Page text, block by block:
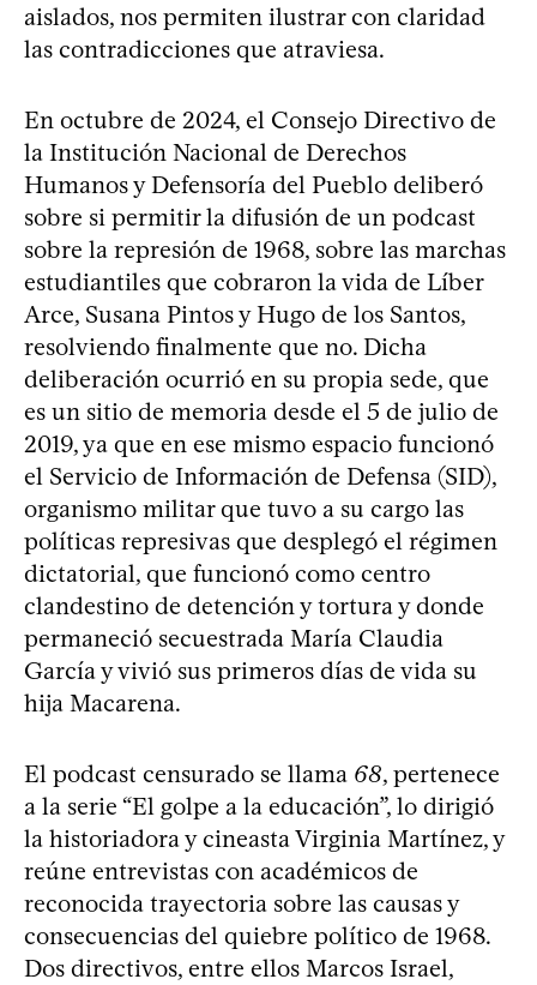
aislados, nos permiten ilustrar con claridad
las contradicciones que atraviesa.
En octubre de 2024, el Consejo Directivo de
la Institución Nacional de Derechos
Humanos y Defensoría del Pueblo deliberó
sobre si permitir la difusión de un podcast
sobre la represión de 1968, sobre las marchas
estudiantiles que cobraron la vida de Líber
Arce, Susana Pintos y Hugo de los Santos,
resolviendo finalmente que no. Dicha
deliberación ocurrió en su propia sede, que
es un sitio de memoria desde el 5 de julio de
2019, ya que en ese mismo espacio funcionó
el Servicio de Información de Defensa (SID),
organismo militar que tuvo a su cargo las
políticas represivas que desplegó el régimen
dictatorial, que funcionó como centro
clandestino de detención y tortura y donde
permaneció secuestrada María Claudia
García y vivió sus primeros días de vida su
hija Macarena.
El podcast censurado se llama 68, pertenece
a la serie “El golpe a la educación”, lo dirigió
la historiadora y cineasta Virginia Martínez, y
reúne entrevistas con académicos de
reconocida trayectoria sobre las causas y
consecuencias del quiebre político de 1968.
Dos directivos, entre ellos Marcos Israel,